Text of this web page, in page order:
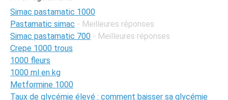
Simac pastamatic 1000
Pastamatic simac - Meilleures réponses
Simac pastamatic 700 - Meilleures réponses
Crepe 1000 trous
1000 fleurs
1000 ml en kg
Metformine 1000
Taux de glycémie élevé : comment baisser sa glycémie